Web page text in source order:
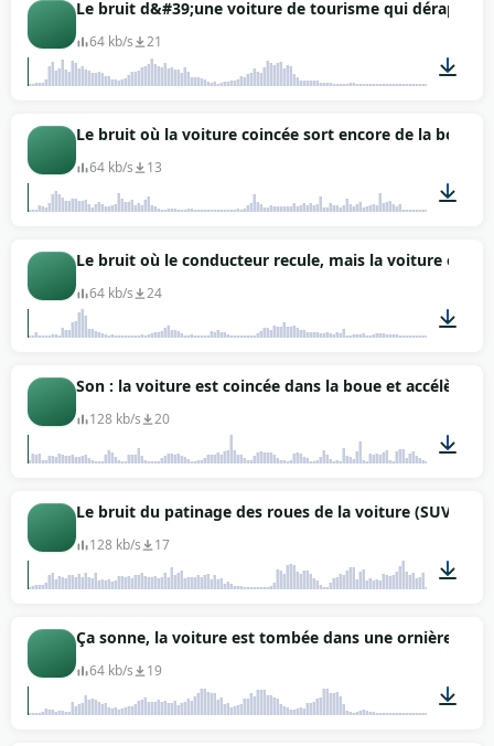
Le bruit d&#39;une voiture de tourisme qui dérape
64 kb/s 21
00:13
Le bruit où la voiture coincée sort encore de la boue
64 kb/s 13
01:08
Le bruit où le conducteur recule, mais la voiture est
64 kb/s 24
00:24
Son : la voiture est coincée dans la boue et accélère,
128 kb/s 20
01:16
Le bruit du patinage des roues de la voiture (SUV)
128 kb/s 17
00:13
Ça sonne, la voiture est tombée dans une ornière,
64 kb/s 19